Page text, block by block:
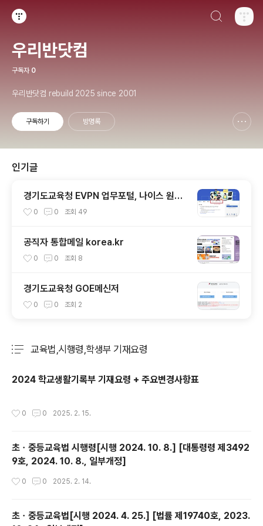
우리반닷컴
구독자 0
우리반닷컴 rebuild 2025 since 2001
구독하기 방명록
인기글
경기도교육청 EVPN 업무포털, 나이스 원격
업무
0 0 조회 49
공직자 통합메일 korea.kr
0 0 조회 8
경기도교육청 GOE메신저
0 0 조회 2
교육법,시행령,학생부 기재요령
2024 학교생활기록부 기재요령 + 주요변경사항표
0 0 2025. 2. 15.
초ㆍ중등교육법 시행령[시행 2024. 10. 8.] [대통령령 제3492
9호, 2024. 10. 8., 일부개정]
0 0 2025. 2. 14.
초ㆍ중등교육법[시행 2024. 4. 25.] [법률 제19740호, 2023.